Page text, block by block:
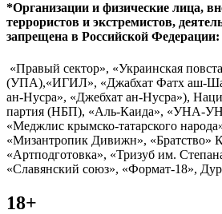
*Организации и физические лица,
террористов и экстремистов,
запрещена в Российской Федерации:
«Правый сектор», «Украинская
(УПА),«ИГИЛ», «Джабхат Фатх аш-
ан-Нусра», «Джебхат ан-Нусра»),
партия (НБП), «Аль-Каида», «УНА-
«Меджлис крымско-татарского
«Мизантропик Дивижн», «Братство»
«Артподготовка», «Тризуб им.
«Славянский союз», «Формат-18»,
18+